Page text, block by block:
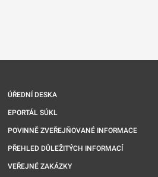
ÚŘEDNÍ DESKA
EPORTÁL SÚKL
POVINNĚ ZVEŘEJŇOVANÉ INFORMACE
PŘEHLED DŮLEŽITÝCH INFORMACÍ
VEŘEJNÉ ZAKÁZKY